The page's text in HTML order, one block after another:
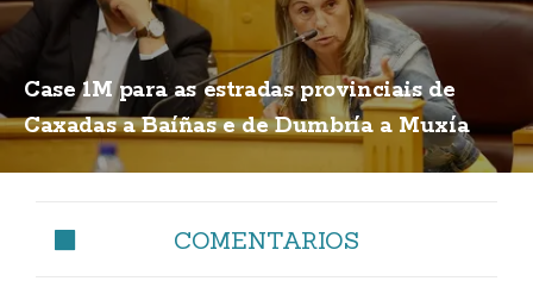
Case 1M para as estradas provinciais de
Caxadas a Baíñas e de Dumbría a Muxía
COMENTARIOS